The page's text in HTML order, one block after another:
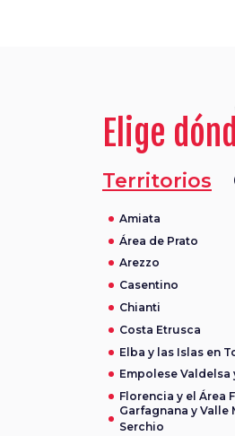
Elige
Territorios
Amiata
Área de Prato
Arezzo
Casentino
Chianti
Costa Etrusca
Elba y las Islas en
Empolese Valdelsa
Florencia y el Área
Garfagnana y Valle
Serchio